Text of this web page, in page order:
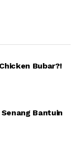
Bubar?!
Bantuin